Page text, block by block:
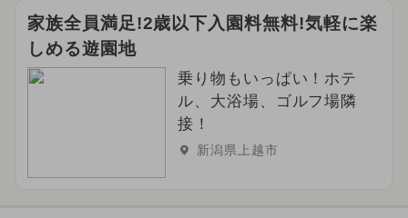
家族全員満足!2歳以下入園料無料!気軽に楽
しめる遊園地
乗り物もいっぱい！ホテ
ル、大浴場、ゴルフ場隣
接！
新潟県上越市